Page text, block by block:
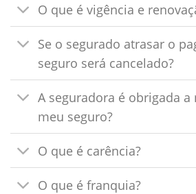
O que é vigência e
Se o segurado atrasar o
seguro será cancelado?
A seguradora é obrigada a
meu seguro?
O que é carência?
O que é franquia?